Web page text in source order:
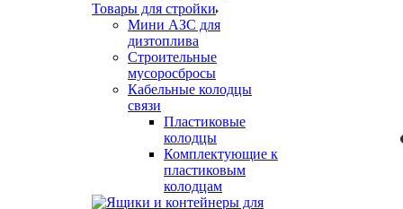
Товары для стройки
Мини АЗС для
дизтоплива
Строительные
мусоросбросы
Кабельные колодцы
связи
Пластиковые
колодцы
Комплектующие к
пластиковым
колодцам